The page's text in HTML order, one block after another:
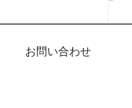
お問い合わせ